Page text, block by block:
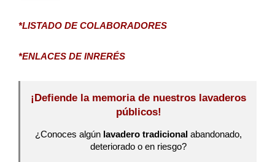
*LISTADO DE COLABORADORES
*ENLACES DE INRERÉS
¡Defiende la memoria de nuestros lavaderos
públicos!
¿Conoces algún lavadero tradicional abandonado,
deteriorado o en riesgo?